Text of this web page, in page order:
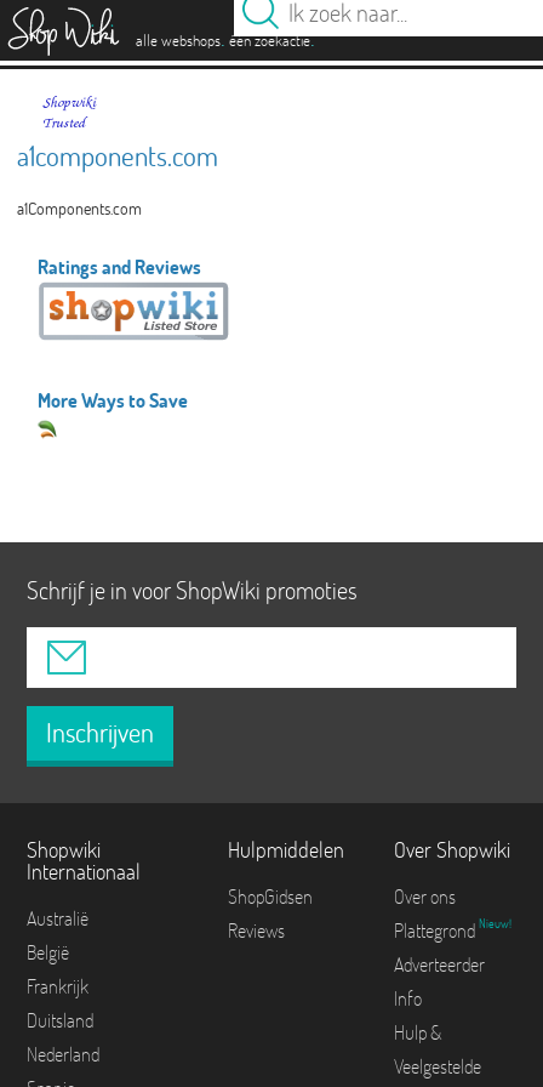
alle webshops. één zoekactie.
a1components.com
a1Components.com
Ratings and Reviews
More Ways to Save
Schrijf je in voor ShopWiki promoties
Inschrijven
Shopwiki
Internationaal
Australië
België
Frankrijk
Duitsland
Nederland
Hulpmiddelen
ShopGidsen
Reviews
Over Shopwiki
Over ons
Plattegrond Nieuw!
Adverteerder
Info
Hulp &
Veelgestelde